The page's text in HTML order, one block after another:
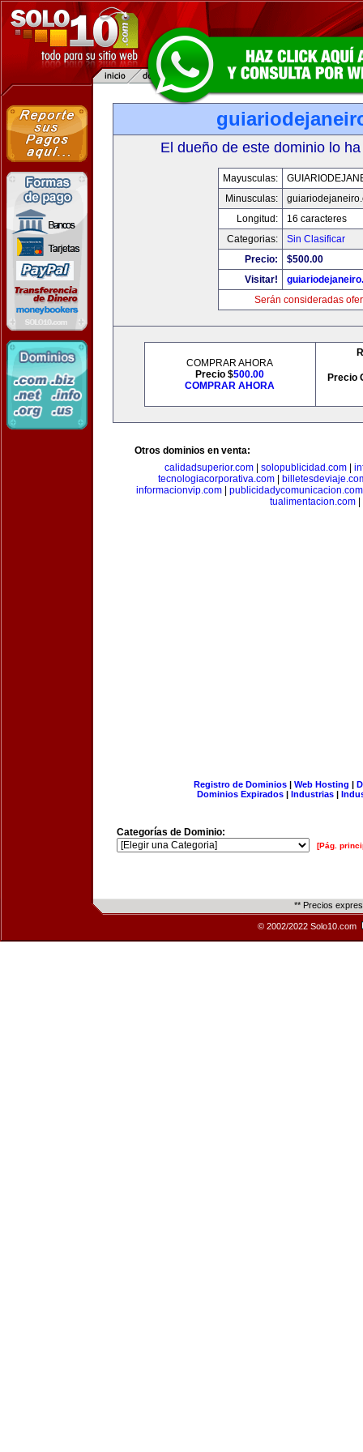
El dueño de este dominio lo
Mayusculas:
Minusculas:
Longitud:
16 caracteres
Categorias:
Sin Clasificar
Precio:
$500.00
Visitar!
Serán consideradas
COMPRAR AHORA
Precio $500.00
COMPRAR AHORA
Precio
Otros dominios en venta:
calidadsuperior.com| solopublicidad.com|
tecnologiacorporativa.com|
informacionvip.com| publicidadycomunicacion.com
tualimentacion.com
Registro de Dominios| Web Hosting |
Dominios Expirados | Industrias |
Categorías de Dominio:
[Pág.
** Precios
© 2002/2022 Solo10.com